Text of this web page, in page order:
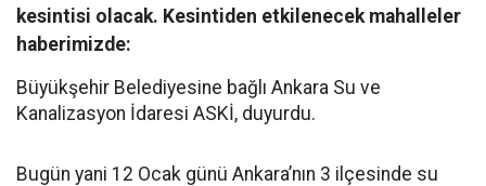
kesintisi olacak. Kesintiden etkilenecek mahalleler
haberimizde:
Büyükşehir Belediyesine bağlı Ankara Su ve
Kanalizasyon İdaresi ASKİ, duyurdu.
Bugün yani 12 Ocak günü Ankara’nın 3 ilçesinde su